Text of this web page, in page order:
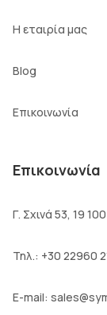
Η εταιρία μας
Blog
Επικοινωνία
Επικοινωνία
Γ. Σχινά 53, 19
Τηλ.: +30 22960
E-mail: